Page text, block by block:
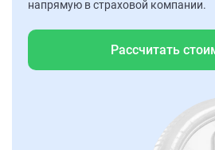
напрямую в страховой компании.
Рассчитать